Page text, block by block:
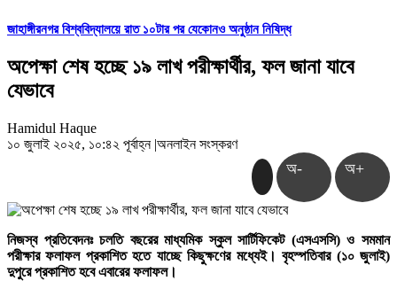
জাহাঙ্গীরনগর বিশ্ববিদ্যালয়ে রাত ১০টার পর যেকোনও অনুষ্ঠান নিষিদ্ধ
অপেক্ষা শেষ হচ্ছে ১৯ লাখ পরীক্ষার্থীর, ফল জানা যাবে
যেভাবে
Hamidul Haque
১০ জুলাই ২০২৫, ১০:৪২ পূর্বাহ্ন |অনলাইন সংস্করণ
অ- অ+
নিজস্ব প্রতিবেদনঃ চলতি বছরের মাধ্যমিক স্কুল সার্টিফিকেট (এসএসসি) ও সমমান
পরীক্ষার ফলাফল প্রকাশিত হতে যাচ্ছে কিছুক্ষণের মধ্যেই। বৃহস্পতিবার (১০ জুলাই)
দুপুরে প্রকাশিত হবে এবারের ফলাফল।